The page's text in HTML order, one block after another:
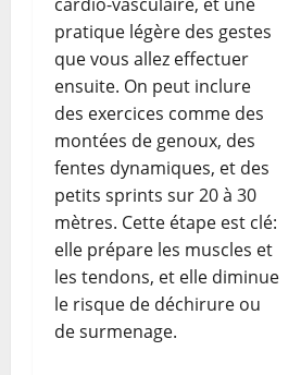
pratique légère des gestes
que vous allez effectuer
ensuite. On peut inclure
des exercices comme des
montées de genoux, des
fentes dynamiques, et des
petits sprints sur 20 à 30
mètres. Cette étape est clé:
elle prépare les muscles et
les tendons, et elle diminue
le risque de déchirure ou
de surmenage.